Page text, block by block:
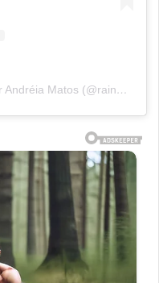
Uma publicação compartilhada por Andréia Matos (@rainhamatos)